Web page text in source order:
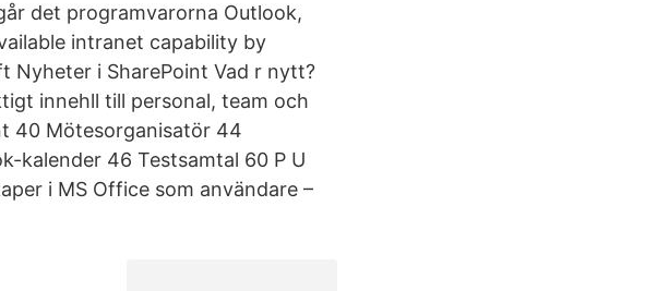
det programvarorna Outlook,
intranet capability by
Nyheter i SharePoint Vad r nytt?
innehll till personal, team och
40 Mötesorganisatör 44
kalender 46 Testsamtal 60 P U
i MS Office som användare –